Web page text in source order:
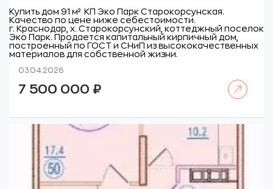
Купить дом 91 м² КП Эко Парк Старокорсунская.
Качество по цене ниже себестоимости.
г. Краснодар, х. Старокорсунский, коттеджный поселок
Эко Парк. Продается капитальный кирпичный дом,
построенный по ГОСТ и СНиП из высококачественных
материалов для собственной жизни.
03.04.2026
7 500 000 ₽